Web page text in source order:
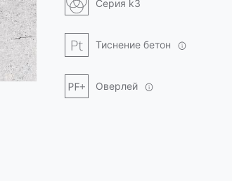
Серия k3
Тиснение бетон
Оверлей